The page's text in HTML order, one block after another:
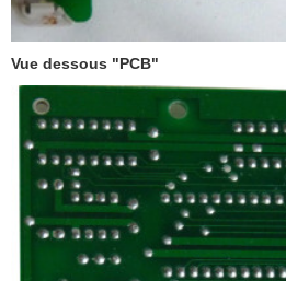
Vue dessous "PCB"